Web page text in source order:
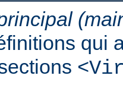
qui